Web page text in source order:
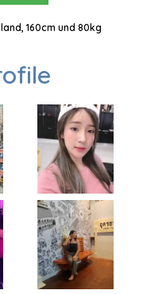
160cm und 80kg